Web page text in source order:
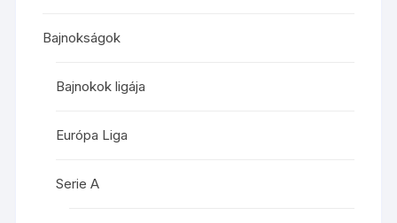
Bajnokságok
Bajnokok ligája
Európa Liga
Serie A